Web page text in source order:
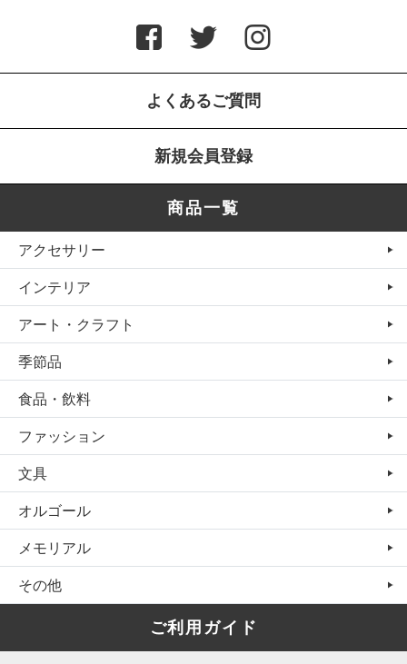
よくあるご質問
新規会員登録
商品一覧
アクセサリー
インテリア
アート・クラフト
季節品
食品・飲料
ファッション
文具
オルゴール
メモリアル
その他
ご利用ガイド